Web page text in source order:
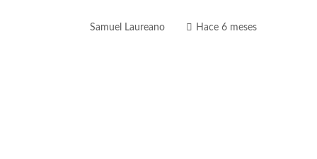
Samuel Laureano Hace 6 meses